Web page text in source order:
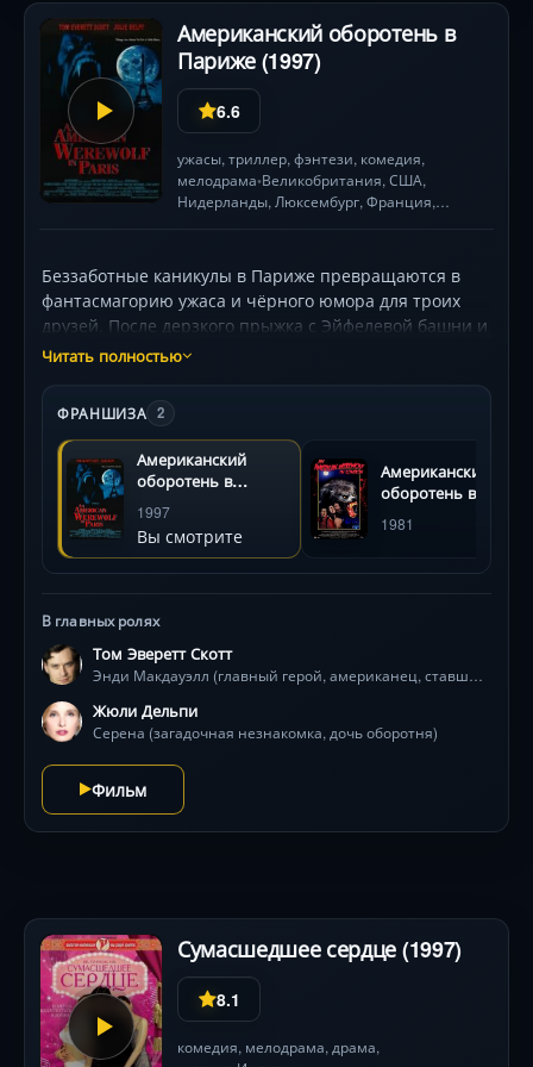
Американский оборотень в
Париже (1997)
6.6
ужасы, триллер, фэнтези, комедия,
мелодрама•Великобритания, США,
Нидерланды, Люксембург, Франция,
Беззаботные каникулы в Париже превращаются в
фантасмагорию ужаса и чёрного юмора для троих
друзей. После дерзкого прыжка с Эйфелевой башни и
спасения загадочной незнакомки (Джули Дельпи),
мир кошмаров: луна светит иначе, тени шевелятся, а
тело предательски меняется. Его преследуют
видения кровавых расправ и звериный оскал,
скрывающийся за обликом парижской элиты в
подпольном клубе. Чтобы выжить, он должен
разгадать секрет неблагодарной красавицы и
остановить цепную реакцию превращений,
угрожающую городу. Компьютерные трансформации
смешивая триллер, абсурд и романтику в коктейль с
непредсказуемым финалом.
Читать полностью
ФРАНШИЗА 2
Американский
оборотень в
1997
Вы смотрите
Американский
оборотень в
Лондоне
1981
В главных ролях
Том Эверетт Скотт
Энди Макдауэлл (главный герой, американец, ставший оборотнем)
Жюли Дельпи
Серена (загадочная незнакомка, дочь оборотня)
Фильм
Сумасшедшее сердце (1997)
8.1
комедия, мелодрама, драма,